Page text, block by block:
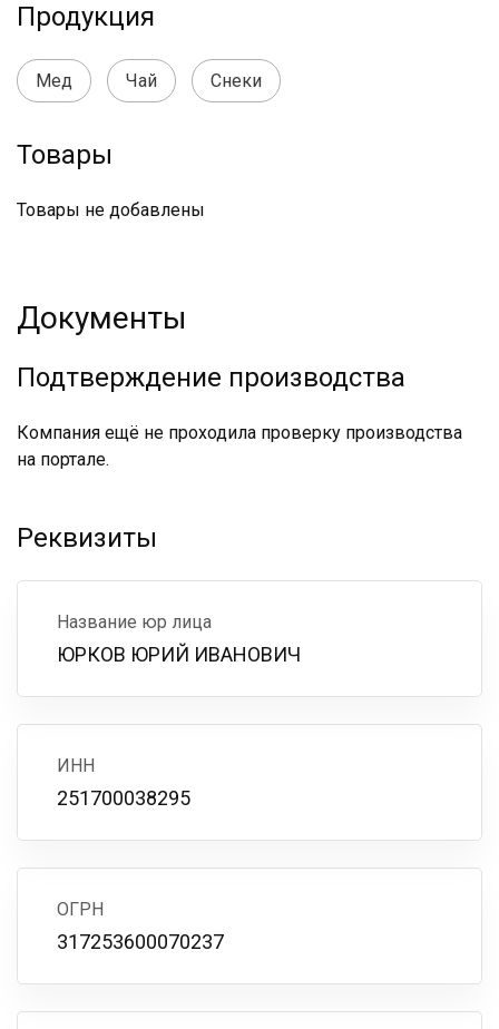
Продукция
Мед Чай Снеки
Товары
Товары не добавлены
Документы
Подтверждение производства
Компания ещё не проходила проверку производства
на портале.
Реквизиты
Название юр лица
ЮРКОВ ЮРИЙ ИВАНОВИЧ
ИНН
251700038295
ОГРН
317253600070237